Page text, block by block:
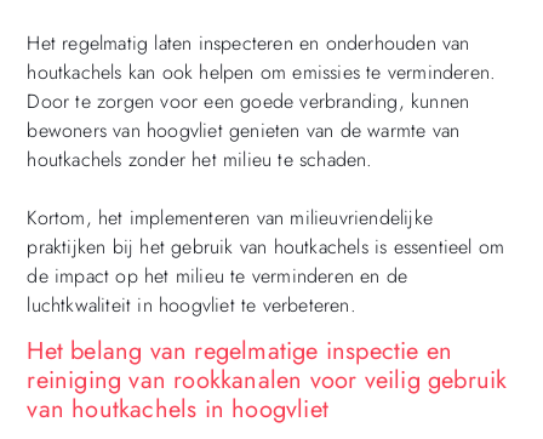
Het regelmatig laten inspecteren en onderhouden van
houtkachels kan ook helpen om emissies te verminderen.
Door te zorgen voor een goede verbranding, kunnen
bewoners van hoogvliet genieten van de warmte van
houtkachels zonder het milieu te schaden.
Kortom, het implementeren van milieuvriendelijke
praktijken bij het gebruik van houtkachels is essentieel om
de impact op het milieu te verminderen en de
luchtkwaliteit in hoogvliet te verbeteren.
Het belang van regelmatige inspectie en
reiniging van rookkanalen voor veilig gebruik
van houtkachels in hoogvliet